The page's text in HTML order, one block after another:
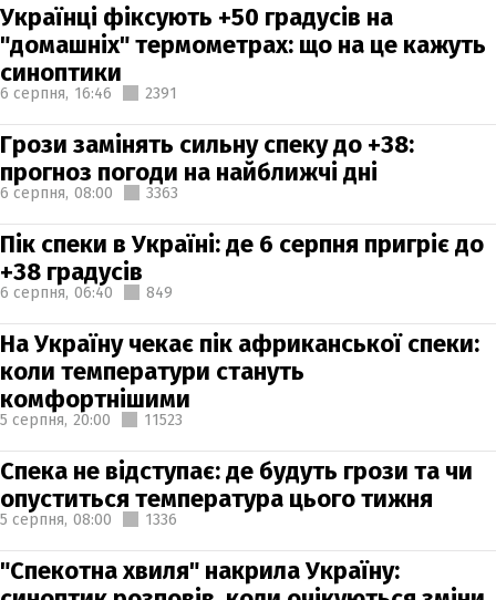
Українці фіксують +50 градусів на
"домашніх" термометрах: що на це кажуть
синоптики
6 серпня, 16:46 2391
Грози замінять сильну спеку до +38:
прогноз погоди на найближчі дні
6 серпня, 08:00 3363
Пік спеки в Україні: де 6 серпня пригріє до
+38 градусів
6 серпня, 06:40 849
На Україну чекає пік африканської спеки:
коли температури стануть
комфортнішими
5 серпня, 20:00 11523
Спека не відступає: де будуть грози та чи
опуститься температура цього тижня
5 серпня, 08:00 1336
"Спекотна хвиля" накрила Україну: